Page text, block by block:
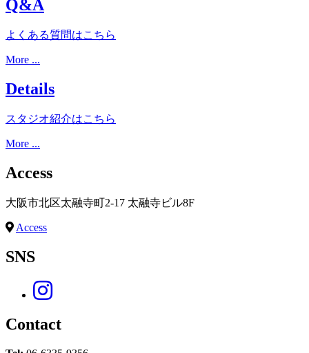
Q&A
よくある質問はこちら
More ...
Details
スタジオ紹介はこちら
More ...
Access
大阪市北区太融寺町2-17 太融寺ビル8F
Access
SNS
Contact